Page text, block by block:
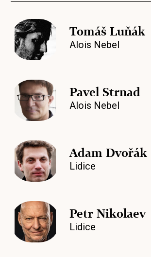
Tomáš Luňák
Alois Nebel
Pavel Strnad
Alois Nebel
Adam Dvořák
Lidice
Petr Nikolaev
Lidice